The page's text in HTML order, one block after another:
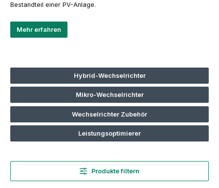
Bestandteil einer PV-Anlage.
Mehr erfahren
Hybrid-Wechselrichter
Mikro-Wechselrichter
Wechselrichter Zubehör
Leistungsoptimierer
Produkte filtern